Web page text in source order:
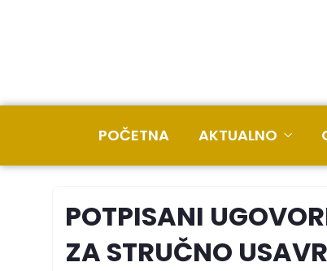
POČETNA AKTUALNO
POTPISANI
ZA STRUČNO